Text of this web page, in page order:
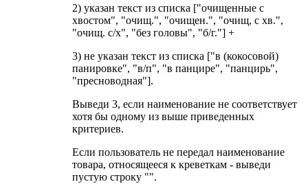
2) указан текст из списка ["очищенные с
хвостом", "очищ.", "очищен.", "очищ, с хв.",
"очищ. с/х", "без головы", "б/г."] +
3) не указан текст из списка ["в (кокосовой)
панировке", "в/п", "в панцире", "панцирь",
"пресноводная"].
Выведи 3, если наименование не соответствует
хотя бы одному из выше приведенных
критериев.
Если пользователь не передал наименование
товара, относящееся к креветкам - выведи
пустую строку "".